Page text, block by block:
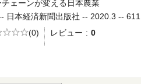
ェーンが変える日本農業
日本経済新聞出版社 -- 2020.3 --
評価
(0) レビュー 0